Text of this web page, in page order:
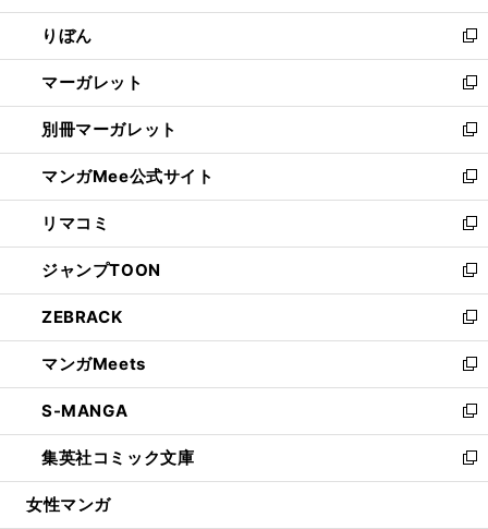
開
く
ウ
で
開
く
ン
ド
ウ
で
開
く
ウ
ィ
ン
ド
ウ
で
開
く
りぼん
新
し
い
ウ
ィ
ン
ド
ウ
で
開
く
マーガレット
新
し
い
ウ
ィ
ン
ド
ウ
で
開
く
別冊マーガレット
新
し
い
ウ
ィ
ン
ド
ウ
で
開
く
マンガMee公式サイト
新
し
い
ウ
ィ
ン
ド
ウ
で
開
く
リマコミ
新
し
い
ウ
ィ
ン
ド
ウ
で
開
く
ジャンプTOON
新
し
い
ウ
ィ
ン
ド
ウ
で
開
ZEBRACK
新
し
い
ウ
ィ
ン
ド
ウ
マンガMeets
新
し
い
ウ
ィ
ン
S-MANGA
新
し
い
ウ
集英社コミック文庫
新
し
女性マンガ